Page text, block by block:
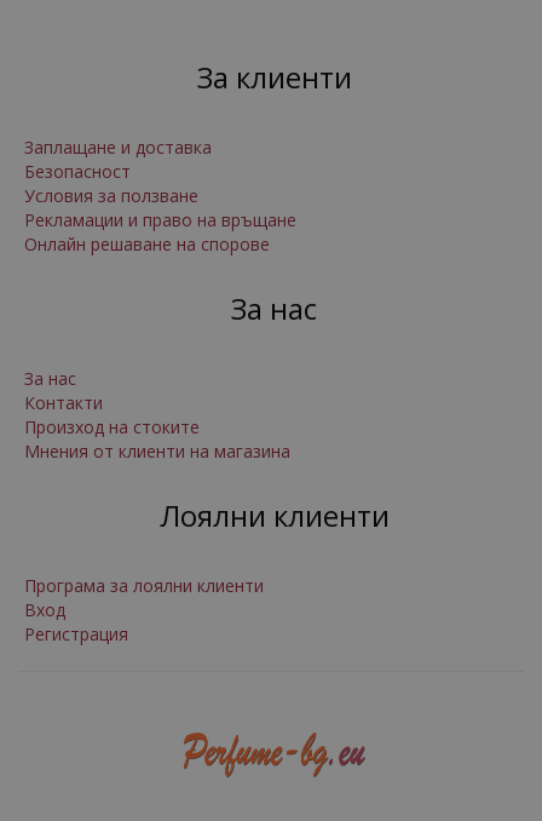
За клиенти
Заплащане и доставка
Безопасност
Условия за ползване
Рекламации и право на връщане
Онлайн решаване на спорове
За нас
За нас
Контакти
Произход на стоките
Мнения от клиенти на магазина
Лоялни клиенти
Програма за лоялни клиенти
Вход
Регистрация